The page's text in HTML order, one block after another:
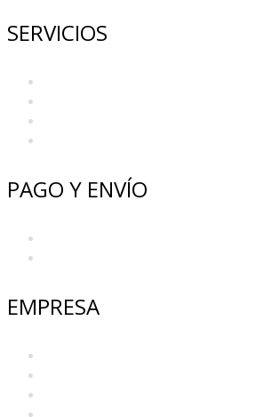
SERVICIOS
PAGO Y ENVÍO
EMPRESA